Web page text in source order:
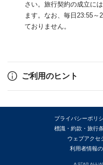
さい。旅行契約の成立に
ます。なお、毎日23:55～
ておりません。
ご利用のヒント
プライバシーポリ
標識・約款・旅行
ウェブアクセ
利用者情報